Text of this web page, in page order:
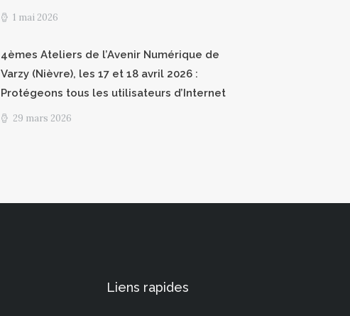
1 mai 2026
4èmes Ateliers de l’Avenir Numérique de
Varzy (Nièvre), les 17 et 18 avril 2026 :
Protégeons tous les utilisateurs d’Internet
29 mars 2026
Liens rapides